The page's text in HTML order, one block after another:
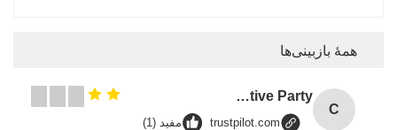
همهٔ بازبینی‌ها
C
Custom Creative Goodie Christmas Kraft Paper Gift Bag with Your Own Logo for Xmas Decorative Party
trustpilot.com مفید (1)